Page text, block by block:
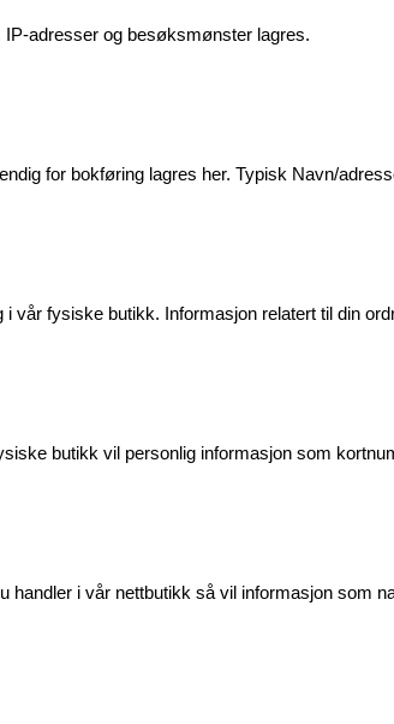
adresser og besøksmønster lagres.
for bokføring lagres her. Typisk Navn/
vår fysiske butikk. Informasjon relatert til din
butikk vil personlig informasjon som
handler i vår nettbutikk så vil informasjon som